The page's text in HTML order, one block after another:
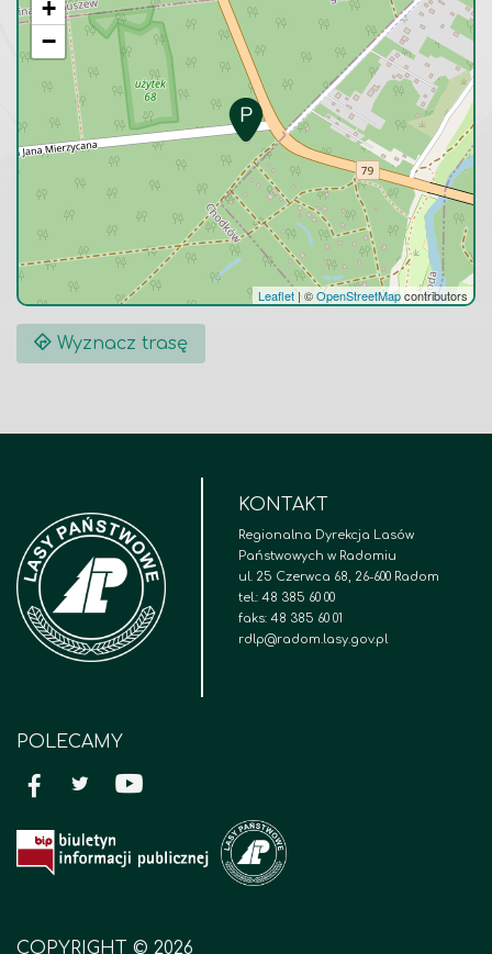
+
−
Leaflet | ©OpenStreetMapcontributors
Wyznacz trasę
KONTAKT
Regionalna Dyrekcja Lasów
Państwowych w Radomiu
ul. 25 Czerwca 68, 26-600 Radom
tel.: 48 385 60 00
faks: 48 385 60 01
rdlp@radom.lasy.gov.pl
POLECAMY
COPYRIGHT © 2026